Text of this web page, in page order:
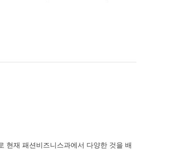
현재 패션비즈니스과에서 다양한 것을 배